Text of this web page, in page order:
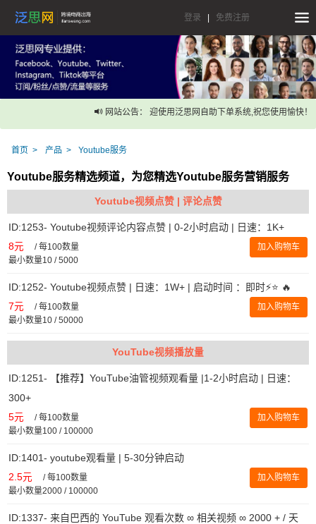
登录 免费注册
网站公告： 迎使用泛思网自助下单系统,祝您使用愉快！
首页 产品 Youtube服务
Youtube服务精选频道，为您精选Youtube服务营销服务
Youtube视频点赞 | 评论点赞
ID:1253- Youtube视频评论内容点赞 | 0-2小时启动 | 日速：1K+
8元 /每100数量
最小数量10 / 5000
加入购物车
ID:1252- Youtube视频点赞 | 日速：1W+ | 启动时间 ：即时⚡️⭐ 🔥
7元 /每100数量
最小数量10 / 50000
加入购物车
YouTube视频播放量
ID:1251- 【推荐】YouTube油管视频观看量 |1-2小时启动 | 日速：
300+
5元 /每100数量
最小数量100 / 100000
加入购物车
ID:1401- youtube观看量 | 5-30分钟启动
2.5元 /每100数量
最小数量2000 / 100000
加入购物车
ID:1337- 来自巴西的 YouTube 观看次数 ∞ 相关视频 ∞ 2000 + / 天